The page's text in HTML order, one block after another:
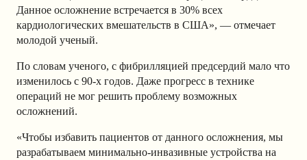
Данное осложнение встречается в 30% всех
кардиологических вмешательств в США», — отмечает
молодой ученый.
По словам ученого, с фибрилляцией предсердий мало что
изменилось с 90-х годов. Даже прогресс в технике
операций не мог решить проблему возможных
осложнений.
«Чтобы избавить пациентов от данного осложнения, мы
разрабатываем минимально-инвазивные устройства на